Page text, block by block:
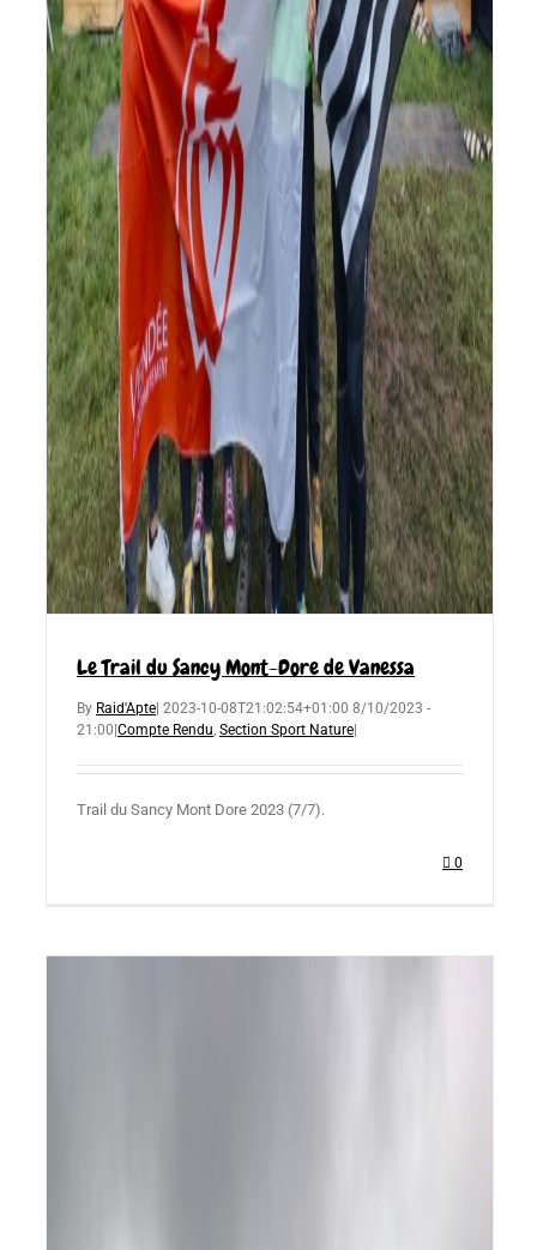
Le Trail du Sancy Mont-Dore de Vanessa
By Raid'Apte 2023-10-08T21:02:54+01:00 8/10/2023 -
21:00 Compte Rendu, Section Sport Nature
Trail du Sancy Mont Dore 2023 (7/7).
0